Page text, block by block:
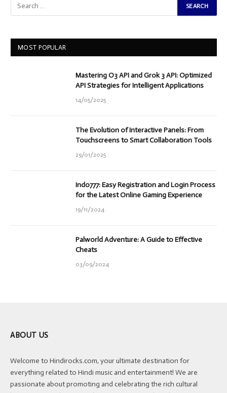
MOST POPULAR
Mastering O3 API and Grok 3 API: Optimized
API Strategies for Intelligent Applications
14/05/2025
The Evolution of Interactive Panels: From
Touchscreens to Smart Collaboration Tools
29/01/2025
Indo777: Easy Registration and Login Process
for the Latest Online Gaming Experience
19/11/2024
Palworld Adventure: A Guide to Effective
Cheats
03/09/2024
ABOUT US
Welcome to Hindirocks.com, your ultimate destination for
everything related to Hindi music and entertainment! We are
passionate about promoting and celebrating the rich cultural